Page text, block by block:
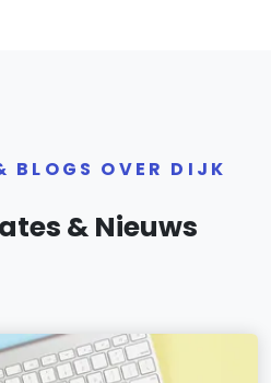
BLOGS OVER DIJK
& Nieuws